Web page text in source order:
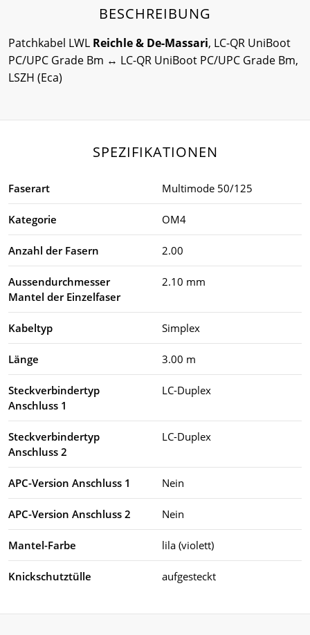
BESCHREIBUNG
Patchkabel LWL Reichle & De-Massari, LC-QR UniBoot
PC/UPC Grade Bm ↔ LC-QR UniBoot PC/UPC Grade Bm,
LSZH (Eca)
SPEZIFIKATIONEN
Faserart Multimode 50/125
Kategorie OM4
Anzahl der Fasern 2.00
Aussendurchmesser
Mantel der Einzelfaser
2.10 mm
Kabeltyp Simplex
Länge 3.00 m
Steckverbindertyp
Anschluss 1
LC-Duplex
Steckverbindertyp
Anschluss 2
LC-Duplex
APC-Version Anschluss 1 Nein
APC-Version Anschluss 2 Nein
Mantel-Farbe lila (violett)
Knickschutztülle aufgesteckt